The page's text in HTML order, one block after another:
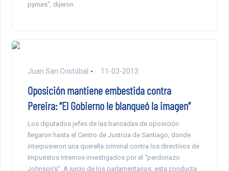
pymes”, dijeron
Juan San Cristóbal 11-03-2013
Oposición mantiene embestida contra
Pereira: “El Gobierno le blanqueó la imagen”
Los diputados jefes de las bancadas de oposición
llegaron hasta el Centro de Justicia de Santiago, donde
interpusieron una querella criminal contra los directivos de
Impuestos Internos investigados por el “perdonazo
Johnson’s”. A juicio de los parlamentarios, esta conducta